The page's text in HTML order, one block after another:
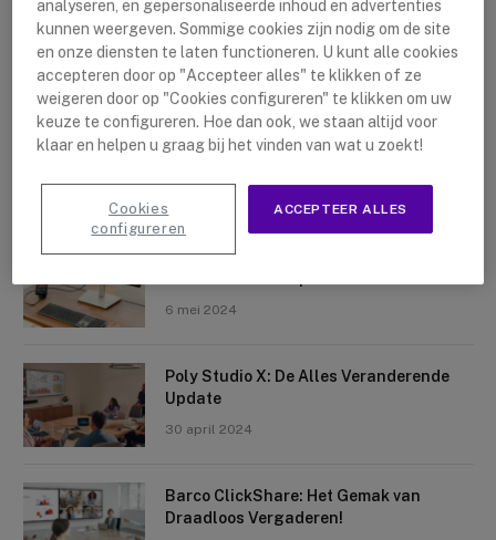
Nieuwste artikelen
Logitech Sight: De Tafelcamera Voor
Crosscall X-Space: Transformeer Je
6 mei 2024
Poly Studio X: De Alles Veranderende
Update
30 april 2024
Barco ClickShare: Het Gemak van
Draadloos Vergaderen!
analyseren, en gepersonaliseerde inhoud en advertenties
kunnen weergeven. Sommige cookies zijn nodig om de site
en onze diensten te laten functioneren. U kunt alle cookies
accepteren door op "Accepteer alles" te klikken of ze
weigeren door op "Cookies configureren" te klikken om uw
keuze te configureren. Hoe dan ook, we staan altijd voor
klaar en helpen u graag bij het vinden van wat u zoekt!
ACCEPTEER ALLES
Cookies
configureren